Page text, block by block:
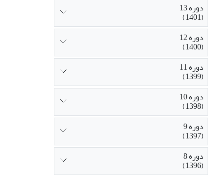
دوره 13
(1401)
دوره 12
(1400)
دوره 11
(1399)
دوره 10
(1398)
دوره 9
(1397)
دوره 8
(1396)